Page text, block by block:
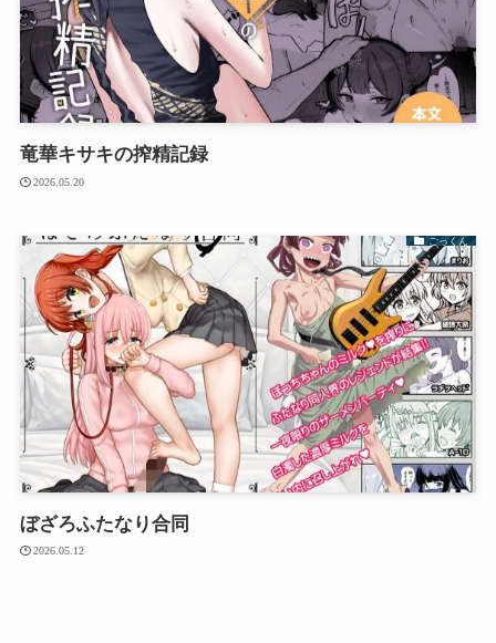
竜華キサキの搾精記録
2026.05.20
ごっくん
ぼざろふたなり合同
2026.05.12